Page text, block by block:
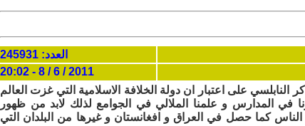
العدد: 245931
2011 / 6 / 8 - 20:02
النابلسي على اعتبار ان دولة الخلافة الاسلامية التي غزت العالم
في المدارس و علمنا الملالي في الجوامع لذلك لابد من ظهور
الناس كما حصل في العراق و افغانستان و غيرها من البلدان التي